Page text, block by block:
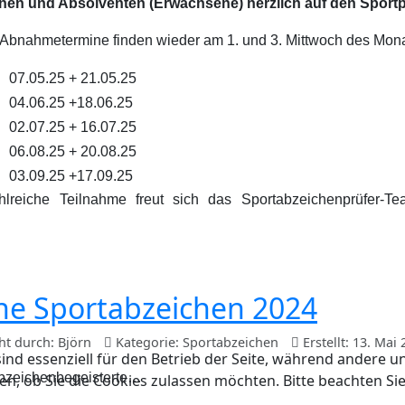
und Absolventen (Erwachsene) herzlich auf den
finden wieder am 1. und 3. Mittwoch des
07.05.25 + 21.05.25
04.06.25 +18.06.25
02.07.25 + 16.07.25
06.08.25 + 20.08.25
03.09.25 +17.09.25
Teilnahme freut sich das Sportabzeichenprüfer-
Sportabzeichen 2024
durch: Björn Kategorie: Sportabzeichen Erstellt: 13. Mai
essenziell für den Betrieb der Seite, während andere
ob Sie die Cookies zulassen möchten. Bitte beachten